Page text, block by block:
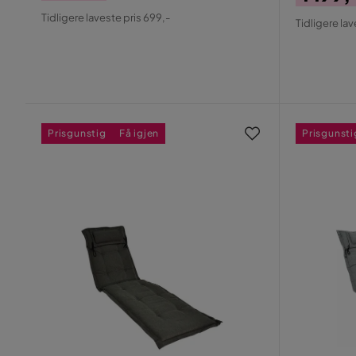
Pris
Original
Tidligere laveste pris 699,-
Pris
Tidligere
Prisgunstig Få igjen